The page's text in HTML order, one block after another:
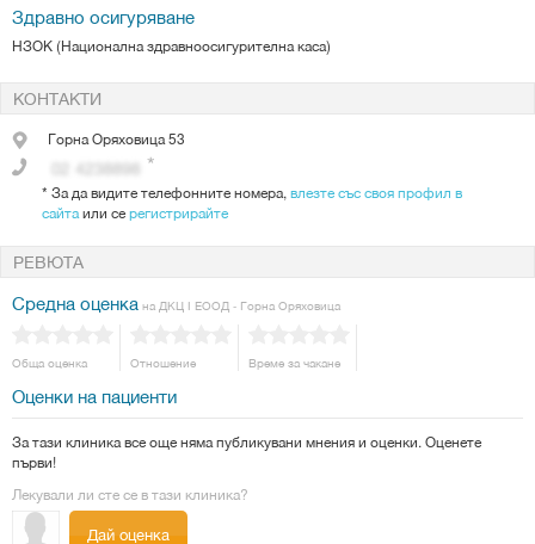
Здравно осигуряване
НЗОК (Национална здравноосигурителна каса)
КОНТАКТИ
Горна Оряховица53
* За да видите телефонните номера, влезте със своя профил в
сайтаили серегистрирайте
РЕВЮТА
Средна оценка на ДКЦ І ЕООД - Горна Оряховица
Обща оценка Отношение Време за чакане
Оценки на пациенти
За тази клиника все още няма публикувани мнения и оценки. Оценете
първи!
Лекували ли сте се в тази клиника?
Дай оценка